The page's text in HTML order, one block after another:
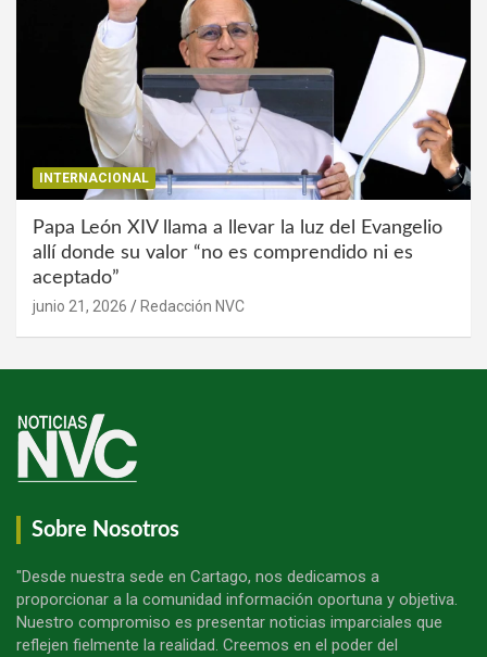
INTERNACIONAL
Papa León XIV llama a llevar la luz del Evangelio
allí donde su valor “no es comprendido ni es
aceptado”
junio 21, 2026 Redacción NVC
Sobre Nosotros
"Desde nuestra sede en Cartago, nos dedicamos a
proporcionar a la comunidad información oportuna y objetiva.
Nuestro compromiso es presentar noticias imparciales que
reflejen fielmente la realidad. Creemos en el poder del